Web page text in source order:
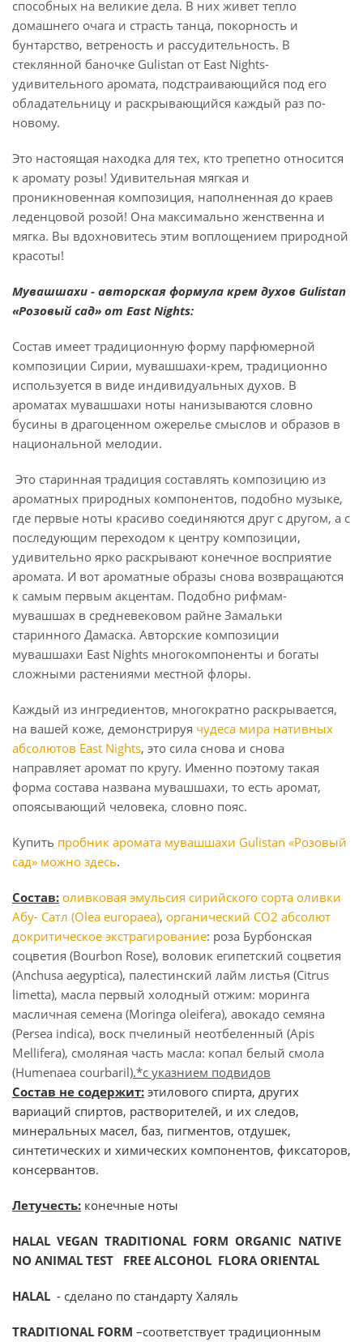
способных на великие дела. В них живет тепло
домашнего очага и страсть танца, покорность и
бунтарство, ветреность и рассудительность. В
стеклянной баночке Gulistan от East Nights-
удивительного аромата, подстраивающийся под его
обладательницу и раскрывающийся каждый раз по-
новому.
Это настоящая находка для тех, кто трепетно относится
к аромату розы! Удивительная мягкая и
проникновенная композиция, наполненная до краев
леденцовой розой! Она максимально женственна и
мягка. Вы вдохновитесь этим воплощением природной
красоты!
Мувашшахи - авторская формула крем духов Gulistan
«Розовый сад» от East Nights:
Состав имеет традиционную форму парфюмерной
композиции Сирии, мувашшахи-крем, традиционно
используется в виде индивидуальных духов. В
ароматах мувашшахи ноты нанизываются словно
бусины в драгоценном ожерелье смыслов и образов в
национальной мелодии.
Это старинная традиция составлять композицию из
ароматных природных компонентов, подобно музыке,
где первые ноты красиво соединяются друг с другом, а с
последующим переходом к центру композиции,
удивительно ярко раскрывают конечное восприятие
аромата. И вот ароматные образы снова возвращаются
к самым первым акцентам. Подобно рифмам-
мувашшах в средневековом райне Замальки
старинного Дамаска. Авторские композиции
мувашшахи East Nights многокомпоненты и богаты
сложными растениями местной флоры.
Каждый из ингредиентов, многократно раскрывается,
на вашей коже, демонстрируя чудеса мира нативных
абсолютов East Nights, это сила снова и снова
направляет аромат по кругу. Именно поэтому такая
форма состава названа мувашшахи, то есть аромат,
опоясывающий человека, словно пояс.
Купить пробник аромата мувашшахи Gulistan «Розовый
сад» можно здесь.
Состав: оливковая эмульсия сирийского сорта оливки
Абу- Сатл (Olea europaea), органический СО2 абсолют
докритическое экстрагирование: роза Бурбонская
соцветия (Bourbon Rose), воловик египетский соцветия
(Anchusa aegyptica), палестинский лайм листья (Citrus
limetta), масла первый холодный отжим: моринга
масличная семена (Moringa oleifera), авокадо семяна
(Persea indica), воск пчелиный неотбеленный (Apis
Mellifera), смоляная часть масла: копал белый смола
(Humenaea courbaril).*с указнием подвидов
Состав не содержит: этилового спирта, других
вариаций спиртов, растворителей, и их следов,
минеральных масел, баз, пигментов, отдушек,
синтетических и химических компонентов, фиксаторов,
консервантов.
Летучесть: конечные ноты
HALAL VEGAN TRADITIONAL FORM ORGANIC NATIVE
NO ANIMAL TEST FREE ALCOHOL FLORA ORIENTAL
HALAL - сделано по стандарту Халяль
TRADITIONAL FORM –соответствует традиционным